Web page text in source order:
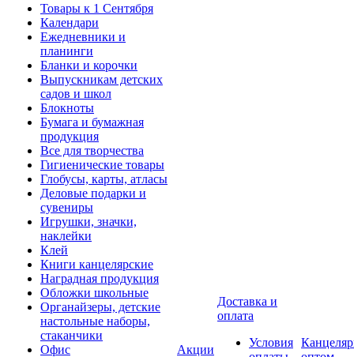
Товары к 1 Сентября
Календари
Ежедневники и
планинги
Бланки и корочки
Выпускникам детских
садов и школ
Блокноты
Бумага и бумажная
продукция
Все для творчества
Гигиенические товары
Глобусы, карты, атласы
Деловые подарки и
сувениры
Игрушки, значки,
наклейки
Клей
Книги канцелярские
Наградная продукция
Обложки школьные
Органайзеры, детские
настольные наборы,
стаканчики
Офис
Акции
Доставка и
оплата
Условия